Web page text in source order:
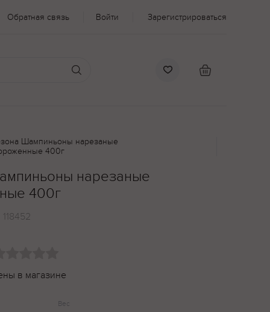
Обратная связь Войти Зарегистрироваться
Шампиньоны нарезаные
400г
нарезаные
400г
118452
в магазине
Вес